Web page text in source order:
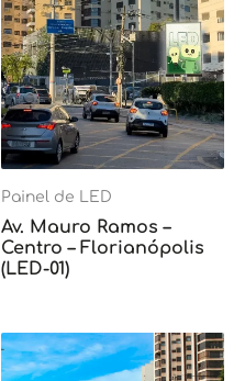
Painel de LED
Av. Mauro Ramos –
Centro – Florianópolis
(LED-01)